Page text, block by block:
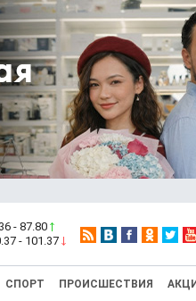
- 87.80
- 101.37
СПОРТ ПРОИСШЕСТВИЯ